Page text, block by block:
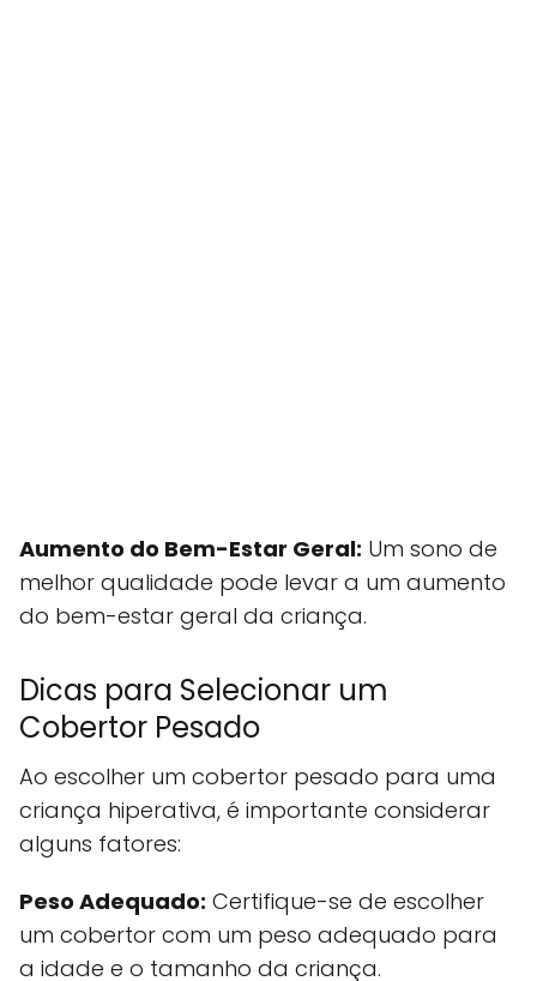
Aumento do Bem-Estar Geral: Um sono de
melhor qualidade pode levar a um aumento
do bem-estar geral da criança.
Dicas para Selecionar um
Cobertor Pesado
Ao escolher um cobertor pesado para uma
criança hiperativa, é importante considerar
alguns fatores:
Peso Adequado: Certifique-se de escolher
um cobertor com um peso adequado para
a idade e o tamanho da criança.